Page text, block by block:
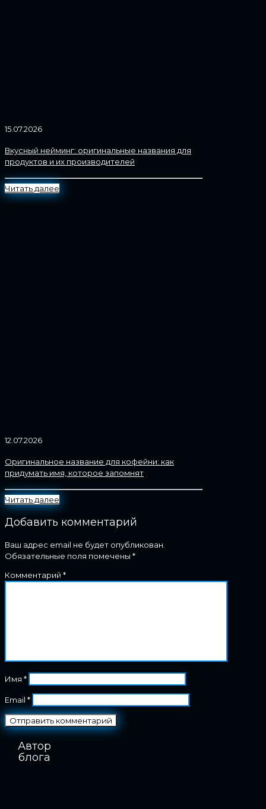
15.07.2026
Вкусный нейминг: оригинальные названия для
продуктов и их производителей
Читать далее
12.07.2026
Оригинальное название для кофейни: как
придумать имя, которое запомнят
Читать далее
Добавить комментарий
Ваш адрес email не будет опубликован.
Обязательные поля помечены *
Комментарий *
Имя *
Email *
Автор
блога